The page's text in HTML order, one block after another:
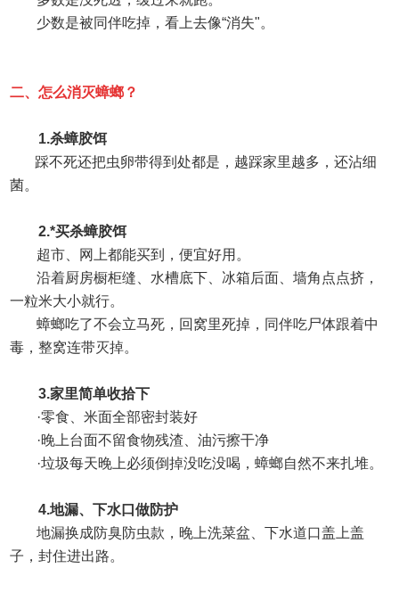
少数是被同伴吃掉，看上去像“消失"。
二、怎么消灭蟑螂？
1.杀蟑胶饵
踩不死还把虫卵带得到处都是，越踩家里越多，还沾细
菌。
2.*买杀蟑胶饵
超市、网上都能买到，便宜好用。
沿着厨房橱柜缝、水槽底下、冰箱后面、墙角点点挤，
一粒米大小就行。
蟑螂吃了不会立马死，回窝里死掉，同伴吃尸体跟着中
毒，整窝连带灭掉。
3.家里简单收拾下
·零食、米面全部密封装好
·晚上台面不留食物残渣、油污擦干净
·垃圾每天晚上必须倒掉没吃没喝，蟑螂自然不来扎堆。
4.地漏、下水口做防护
地漏换成防臭防虫款，晚上洗菜盆、下水道口盖上盖
子，封住进出路。